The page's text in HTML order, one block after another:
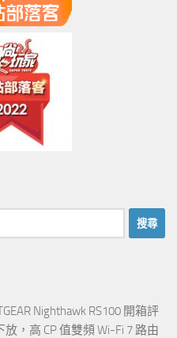
Nighthawk RS100 開箱評
，高 CP 值雙頻 Wi-Fi 7 路由